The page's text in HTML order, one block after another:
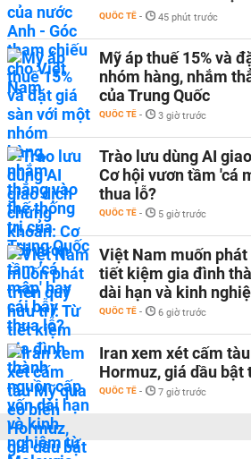
QUỐC TẾ - 45 phút trước
Mỹ áp thuế 15% và
nhóm hàng, nhắm
của Trung Quốc
QUỐC TẾ - 3 giờ trước
Trào lưu dùng AI
Cơ hội vươn tầm 'cá
thua lỗ?
QUỐC TẾ - 5 giờ trước
Việt Nam muốn
tiết kiệm gia đình
dài hạn và kinh
QUỐC TẾ - 6 giờ trước
Iran xem xét cấm
Hormuz, giá dầu bật
QUỐC TẾ - 7 giờ trước